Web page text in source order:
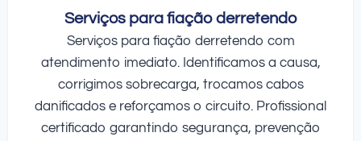
Serviços para fiação derretendo
Serviços para fiação derretendo com
atendimento imediato. Identificamos a causa,
corrigimos sobrecarga, trocamos cabos
danificados e reforçamos o circuito. Profissional
certificado garantindo segurança, prevenção